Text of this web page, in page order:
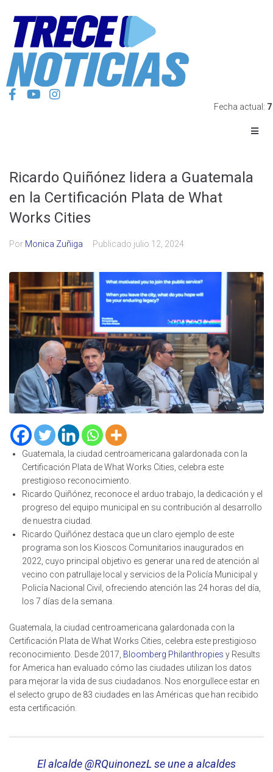
Fecha actual:
Ricardo Quiñónez lidera a Guatemala
en la Certificación Plata de What
Works Cities
Por Monica Zuñiga Publicado julio 12, 2024
Guatemala, la ciudad centroamericana galardonada con la
Certificación Plata de What Works Cities, celebra este
prestigioso reconocimiento.
Ricardo Quiñónez, reconoce el arduo trabajo, la dedicación y el
progreso del equipo municipal en su contribución al desarrollo
de nuestra ciudad.
Ricardo Quiñónez destaca que un claro ejemplo de este
programa son los Kioscos Comunitarios inaugurados en
2022, cuyo principal objetivo es generar una red de atención al
vecino con patrullaje local y servicios de la Policía Municipal y
Policía Nacional Civil, ofreciendo atención las 24 horas del día,
los 7 días de la semana.
Guatemala, la ciudad centroamericana galardonada con la
Certificación Plata de What Works Cities, celebra este prestigioso
reconocimiento. Desde 2017, Bloomberg Philanthropies y Results
for America han evaluado cómo las ciudades utilizan los datos
para mejorar la vida de sus ciudadanos. Nos enorgullece estar en
el selecto grupo de 83 ciudades en las Américas que han recibido
esta certificación.
El alcalde@RQuinonezLse une a alcaldes